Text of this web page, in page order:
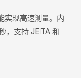
实现高速测量。内
，支持 JEITA 和